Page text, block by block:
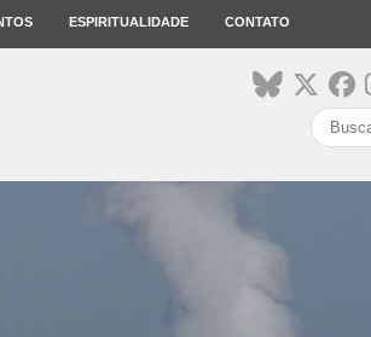
ESPIRITUALIDADE CONTATO